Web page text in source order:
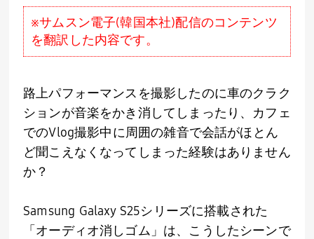
※サムスン電子(韓国本社)配信のコンテンツ
を翻訳した内容です。
路上パフォーマンスを撮影したのに車のクラク
ションが音楽をかき消してしまったり、カフェ
でのVlog撮影中に周囲の雑音で会話がほとん
ど聞こえなくなってしまった経験はありません
か？
Samsung Galaxy S25シリーズに搭載された
「オーディオ消しゴム」は、こうしたシーンで